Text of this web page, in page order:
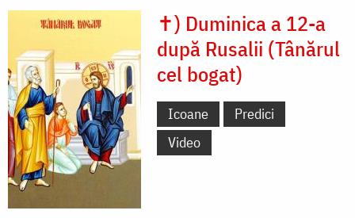
✝) Duminica a 12-a
după Rusalii (Tânărul
cel bogat)
Icoane
Predici
Video